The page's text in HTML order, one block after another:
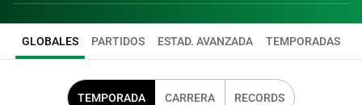
GLOBALES PARTIDOS ESTAD. AVANZADA TEMPORADAS
TEMPORADA CARRERA RECORDS